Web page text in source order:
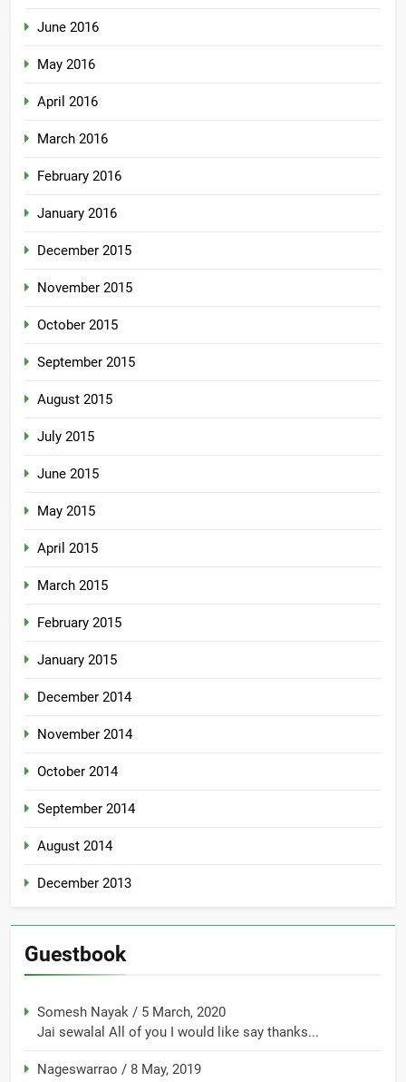
June 2016
May 2016
April 2016
March 2016
February 2016
January 2016
December 2015
November 2015
October 2015
September 2015
August 2015
July 2015
June 2015
May 2015
April 2015
March 2015
February 2015
January 2015
December 2014
November 2014
October 2014
September 2014
August 2014
December 2013
Guestbook
Somesh Nayak / 5 March, 2020
Jai sewalal All of you I would like say thanks...
Nageswarrao / 8 May, 2019